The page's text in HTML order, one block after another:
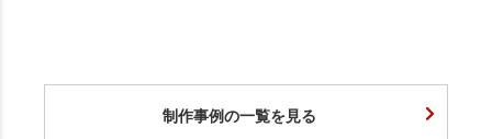
制作事例の一覧を見る